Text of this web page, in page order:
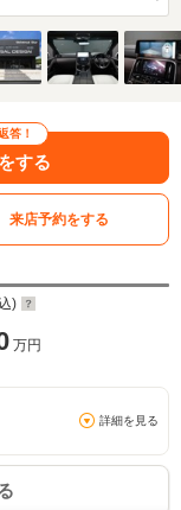
答！
する
来店予約をする
)
万円
詳細を見る